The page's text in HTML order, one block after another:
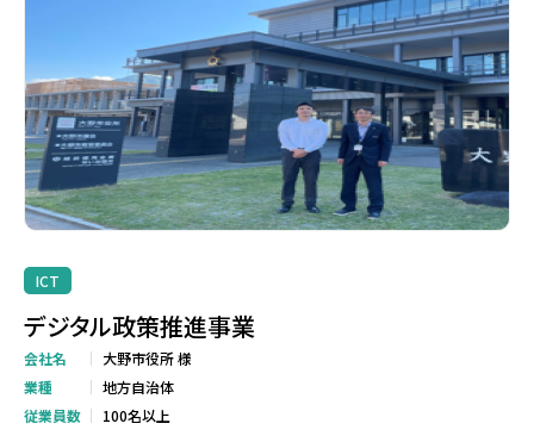
ICT
デジタル政策推進事業
会社名
大野市役所 様
業種
地方自治体
従業員数
100名以上